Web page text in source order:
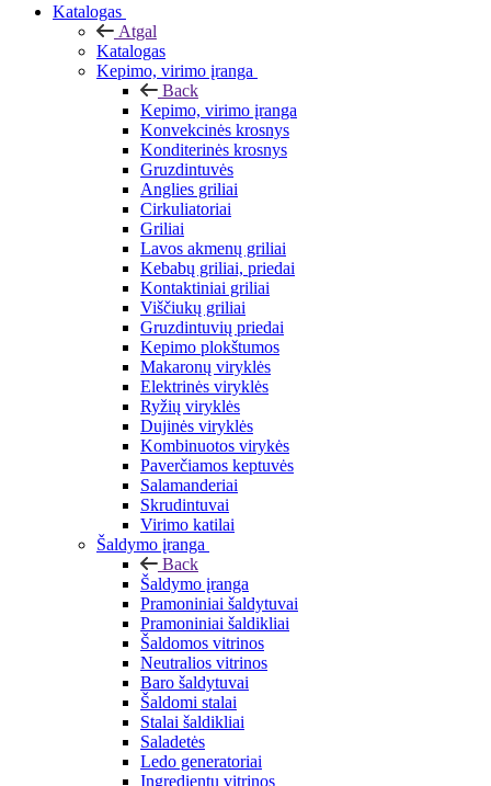
Katalogas
Atgal
Katalogas
Kepimo, virimo įranga
Back
Kepimo, virimo įranga
Konvekcinės krosnys
Konditerinės krosnys
Gruzdintuvės
Anglies griliai
Cirkuliatoriai
Griliai
Lavos akmenų griliai
Kebabų griliai, priedai
Kontaktiniai griliai
Viščiukų griliai
Gruzdintuvių priedai
Kepimo plokštumos
Makaronų viryklės
Elektrinės viryklės
Ryžių viryklės
Dujinės viryklės
Kombinuotos virykės
Paverčiamos keptuvės
Salamanderiai
Skrudintuvai
Virimo katilai
Šaldymo įranga
Back
Šaldymo įranga
Pramoniniai šaldytuvai
Pramoniniai šaldikliai
Šaldomos vitrinos
Neutralios vitrinos
Baro šaldytuvai
Šaldomi stalai
Stalai šaldikliai
Saladetės
Ledo generatoriai
Ingredientų vitrinos